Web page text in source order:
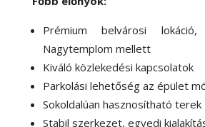
Prémium belvárosi
Nagytemplom mellett
Kiváló közlekedési kapcsolatok
Parkolási lehetőség az épület
Sokoldalúan hasznosítható terek
Stabil szerkezet, egyedi